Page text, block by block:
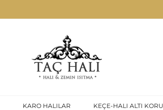
KARO HALILAR KEÇE-HALI ALTI